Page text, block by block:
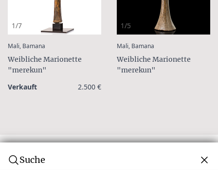
1/7
Mali, Bamana
Weibliche Marionette
"merekun"
Verkauft 2.500 €
1/5
Mali, Bamana
Weibliche Marionette
"merekun"
Suche